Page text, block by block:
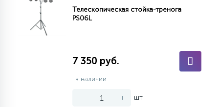
Телескопическая стойка-тренога
PS06L
7 350 руб.
в наличии
- + шт